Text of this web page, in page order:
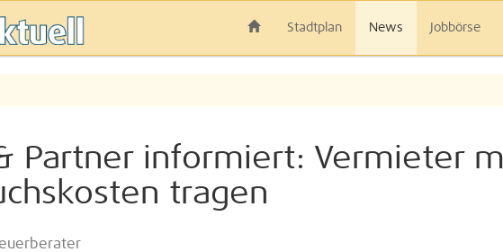
Stadtplan News Jobbörse
Partner informiert: Vermieter
tragen